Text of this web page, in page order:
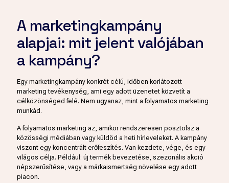
A marketingkampány
alapjai: mit jelent valójában
a kampány?
Egy marketingkampány konkrét célú, időben korlátozott
marketing tevékenység, ami egy adott üzenetet közvetít a
célközönséged felé. Nem ugyanaz, mint a folyamatos marketing
munkád.
A folyamatos marketing az, amikor rendszeresen posztolsz a
közösségi médiában vagy küldöd a heti hírleveleket. A kampány
viszont egy koncentrált erőfeszítés. Van kezdete, vége, és egy
világos célja. Például: új termék bevezetése, szezonális akció
népszerűsítése, vagy a márkaismertség növelése egy adott
piacon.